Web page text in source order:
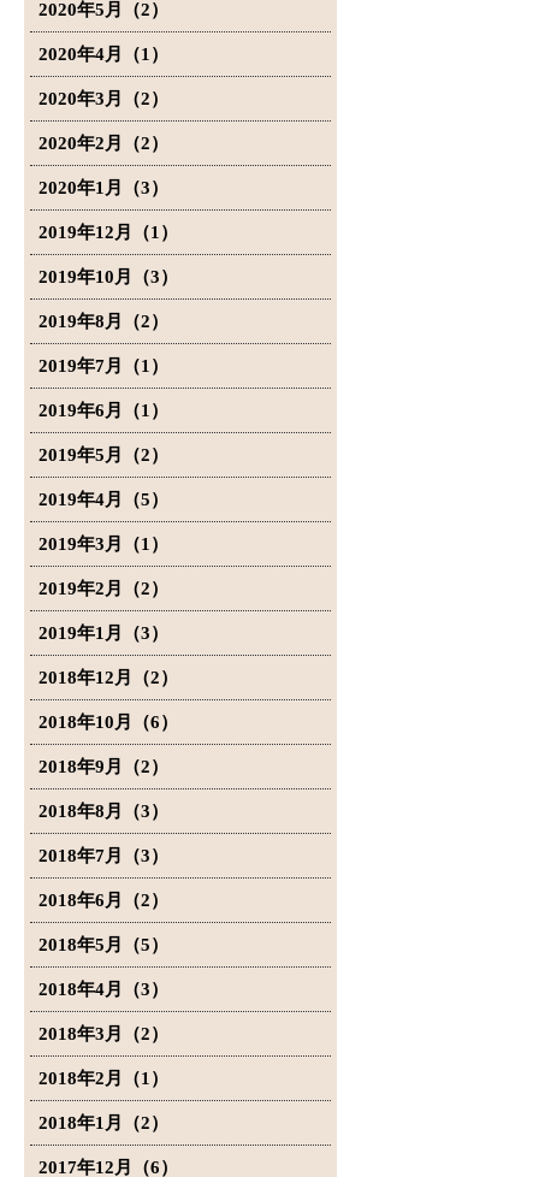
2020年5月（2）
2020年4月（1）
2020年3月（2）
2020年2月（2）
2020年1月（3）
2019年12月（1）
2019年10月（3）
2019年8月（2）
2019年7月（1）
2019年6月（1）
2019年5月（2）
2019年4月（5）
2019年3月（1）
2019年2月（2）
2019年1月（3）
2018年12月（2）
2018年10月（6）
2018年9月（2）
2018年8月（3）
2018年7月（3）
2018年6月（2）
2018年5月（5）
2018年4月（3）
2018年3月（2）
2018年2月（1）
2018年1月（2）
2017年12月（6）